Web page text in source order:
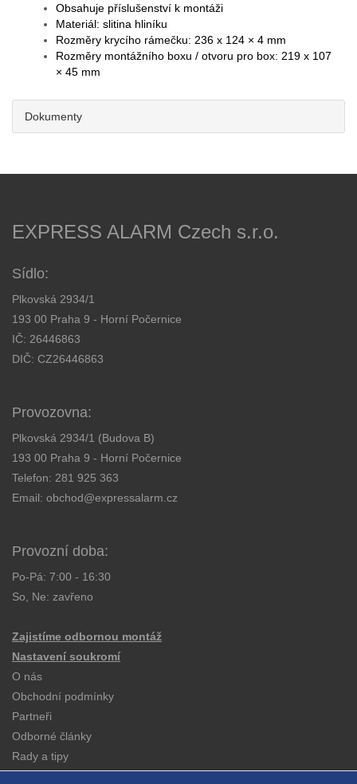
Obsahuje příslušenství k montáži
Materiál: slitina hliníku
Rozměry krycího rámečku: 236 x 124 × 4 mm
Rozměry montážního boxu / otvoru pro box: 219 x 107
× 45 mm
Dokumenty
EXPRESS ALARM Czech s.r.o.
Sídlo:
Plkovská 2934/1
193 00 Praha 9 - Horní Počernice
IČ: 26446863
DIČ: CZ26446863
Provozovna:
Plkovská 2934/1 (Budova B)
193 00 Praha 9 - Horní Počernice
Telefon: 281 925 363
Email: obchod@expressalarm.cz
Provozní doba:
Po-Pá: 7:00 - 16:30
So, Ne: zavřeno
Zajistíme odbornou montáž
Nastavení soukromí
O nás
Obchodní podmínky
Partneři
Odborné články
Rady a tipy